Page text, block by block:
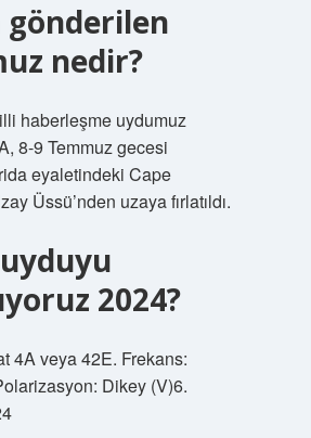
gönderilen
nedir?
haberleşme uydumuz
8-9 Temmuz gecesi
eyaletindeki Cape
Üssü’nden uzaya fırlatıldı.
2024?
4A veya 42E. Frekans:
Dikey (V)6.